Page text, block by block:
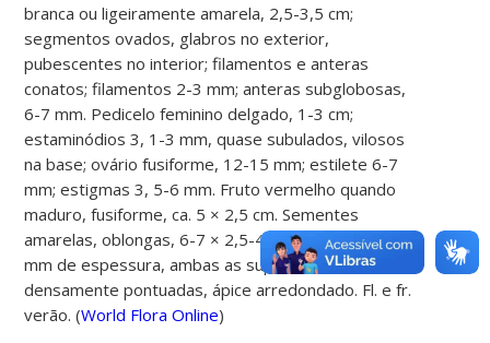
branca ou ligeiramente amarela, 2,5-3,5 cm;
segmentos ovados, glabros no exterior,
pubescentes no interior; filamentos e anteras
conatos; filamentos 2-3 mm; anteras subglobosas,
6-7 mm. Pedicelo feminino delgado, 1-3 cm;
estaminódios 3, 1-3 mm, quase subulados, vilosos
na base; ovário fusiforme, 12-15 mm; estilete 6-7
mm; estigmas 3, 5-6 mm. Fruto vermelho quando
maduro, fusiforme, ca. 5 × 2,5 cm. Sementes
amarelas, oblongas, 6-7 × 2,5-4 mm, cerca de 1,5
mm de espessura, ambas as superfícies
densamente pontuadas, ápice arredondado. Fl. e fr.
verão. (World Flora Online)